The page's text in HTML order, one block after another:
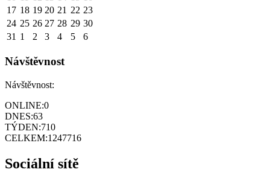
17 18 19 20 21 22 23
24 25 26 27 28 29 30
31 1 2 3 4 5 6
Návštěvnost
Návštěvnost:
ONLINE:0
DNES:63
TÝDEN:710
CELKEM:1247716
Sociální sítě